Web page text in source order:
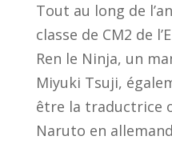
Tout au long de
classe de CM2 de
Ren le Ninja, un
Miyuki Tsuji,
être la traductrice
Naruto en